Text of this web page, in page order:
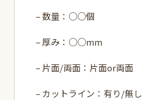
– 数量：○○個
– 厚み：○○mm
– 片面/両面：片面or両面
– カットライン：有り/無し